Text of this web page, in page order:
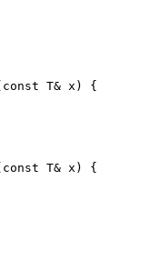
T& x) {
T& x) {